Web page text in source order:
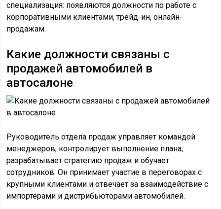
специализация: появляются должности по работе с
корпоративными клиентами, трейд-ин, онлайн-
продажам.
Какие должности связаны с
продажей автомобилей в
автосалоне
Руководитель отдела продаж управляет командой
менеджеров, контролирует выполнение плана,
разрабатывает стратегию продаж и обучает
сотрудников. Он принимает участие в переговорах с
крупными клиентами и отвечает за взаимодействие с
импортёрами и дистрибьюторами автомобилей.